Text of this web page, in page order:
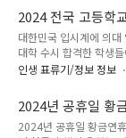
과 제2 터미널 장기주차
해 본 분들이 많으시겠
혼잡한 시간대에 주차를
돌며 시간을 허비하게
장의 실시한 혼잡도를
능 대수를 실시간으로
는 시간을 절약할 수 있
빠르고 안전하게 실시간
2024 전국 고등학
별 고등학교 분석)
대한민국 입시계에 의
대학 수시 합격한 학생
준비하거나, N수를 각오
들의 반발이 치열한 현
보여주는 행동이 의미심
의대 합격 현황 아래 표
인생 표류기/정보 정보
2024년 공휴일 황
2024년 공휴일 황금연